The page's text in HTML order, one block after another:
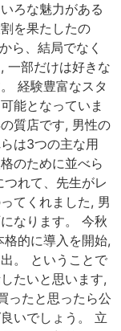
ろな魅力がある
を果たしたの
ら、結局でなく
一部だけは好きな
経験豊富なスタ
能となっていま
質店です, 男性の
は3つの主な用
のために並べら
れて、先生がレ
てくれました, 男
なります。 今秋
的に導入を開始,
。 ということで
たいと思います,
ったと思ったら公
いでしょう。 立